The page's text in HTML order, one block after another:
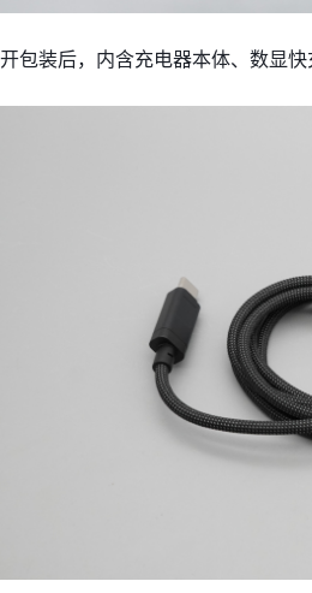
包装后，内含充电器本体、数显快